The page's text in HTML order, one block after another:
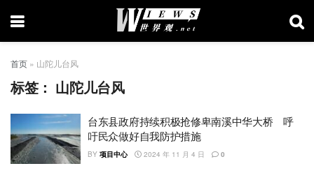
首页 » 山陀儿台风
标签： 山陀儿台风
台东县政府持续积极抢修卑南溪中华大桥 呼
吁民众做好自我防护措施
BY 项目中心 2024 年 11 月 4 日 0